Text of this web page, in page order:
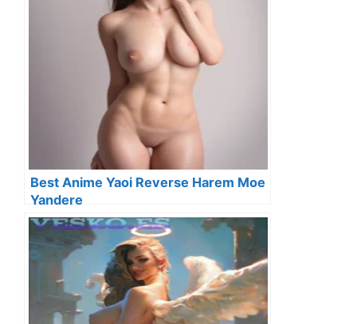
Best Anime Yaoi Reverse Harem Moe
Yandere